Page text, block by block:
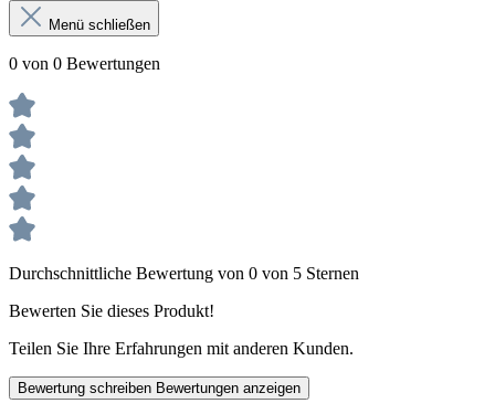
Menü schließen
0 von 0 Bewertungen
Durchschnittliche Bewertung von 0 von 5 Sternen
Bewerten Sie dieses Produkt!
Teilen Sie Ihre Erfahrungen mit anderen Kunden.
Bewertung schreiben Bewertungen anzeigen